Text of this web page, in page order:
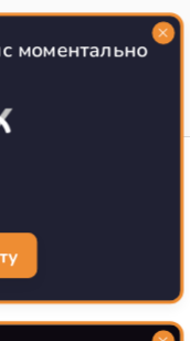
моментально